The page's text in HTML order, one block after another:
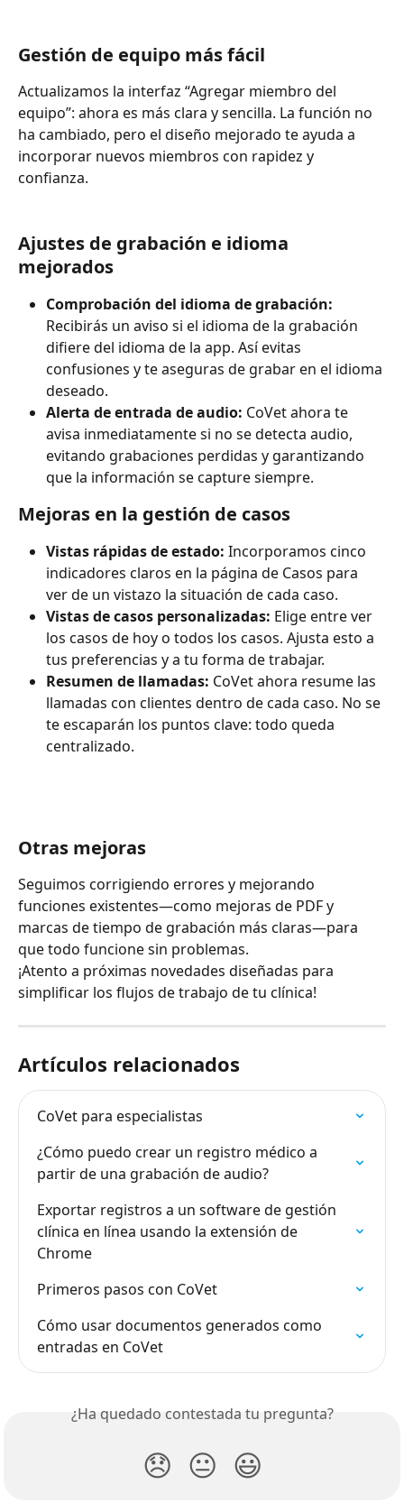
Gestión de equipo más fácil
Actualizamos la interfaz “Agregar miembro del
equipo”: ahora es más clara y sencilla. La función no
ha cambiado, pero el diseño mejorado te ayuda a
incorporar nuevos miembros con rapidez y
confianza.
Ajustes de grabación e idioma
mejorados
Comprobación del idioma de grabación:
Recibirás un aviso si el idioma de la grabación
difiere del idioma de la app. Así evitas
confusiones y te aseguras de grabar en el idioma
deseado.
Alerta de entrada de audio: CoVet ahora te
avisa inmediatamente si no se detecta audio,
evitando grabaciones perdidas y garantizando
que la información se capture siempre.
Mejoras en la gestión de casos
Vistas rápidas de estado: Incorporamos cinco
indicadores claros en la página de Casos para
ver de un vistazo la situación de cada caso.
Vistas de casos personalizadas: Elige entre ver
los casos de hoy o todos los casos. Ajusta esto a
tus preferencias y a tu forma de trabajar.
Resumen de llamadas: CoVet ahora resume las
llamadas con clientes dentro de cada caso. No se
te escaparán los puntos clave: todo queda
centralizado.
Otras mejoras
Seguimos corrigiendo errores y mejorando
funciones existentes—como mejoras de PDF y
marcas de tiempo de grabación más claras—para
que todo funcione sin problemas.
¡Atento a próximas novedades diseñadas para
simplificar los flujos de trabajo de tu clínica!
Artículos relacionados
CoVet para especialistas
¿Cómo puedo crear un registro médico a
partir de una grabación de audio?
Exportar registros a un software de gestión
clínica en línea usando la extensión de
Chrome
Primeros pasos con CoVet
Cómo usar documentos generados como
entradas en CoVet
¿Ha quedado contestada tu pregunta?
😞 😐 😃